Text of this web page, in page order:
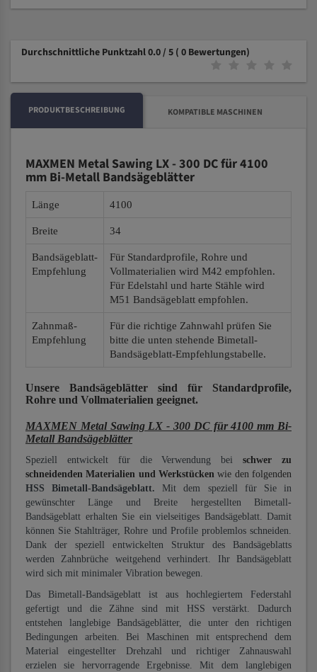
Durchschnittliche Punktzahl 0.0 / 5 ( 0 Bewertungen)
PRODUKTBESCHREIBUNG KOMPATIBLE MASCHINEN
MAXMEN Metal Sawing LX - 300 DC für 4100
mm Bi-Metall Bandsägeblätter
Länge 4100
Breite 34
Bandsägeblatt-
Empfehlung
Für Standardprofile, Rohre und
Vollmaterialien wird M42 empfohlen.
Für Edelstahl und harte Stähle wird
M51 Bandsägeblatt empfohlen.
Zahnmaß-
Empfehlung
Für die richtige Zahnwahl prüfen Sie
bitte die unten stehende Bimetall-
Bandsägeblatt-Empfehlungstabelle.
Unsere Bandsägeblätter sind für Standardprofile,
Rohre und Vollmaterialien geeignet.
MAXMEN Metal Sawing LX - 300 DC für 4100 mm Bi-
Metall Bandsägeblätter
Speziell entwickelt für die Verwendung beischwer zu
schneidenden Materialien und Werkstücken wie den folgenden
HSS Bimetall-Bandsägeblatt. Mit dem speziell für Sie in
gewünschter Länge und Breite hergestellten Bimetall-
Bandsägeblatt erhalten Sie ein vielseitiges Bandsägeblatt. Damit
können Sie Stahlträger, Rohre und Profile problemlos schneiden.
Dank der speziell entwickelten Struktur des Bandsägeblatts
werden Zahnbrüche weitgehend verhindert. Ihr Bandsägeblatt
wird sich mit minimaler Vibration bewegen.
Das Bimetall-Bandsägeblatt ist aus hochlegiertem Federstahl
gefertigt und die Zähne sind mit HSS verstärkt. Dadurch
entstehen langlebige Bandsägeblätter, die unter den richtigen
Bedingungen arbeiten. Bei Maschinen mit entsprechend dem
Material eingestellter Drehzahl und richtiger Zahnauswahl
erzielen sie hervorragende Ergebnisse. Mit dem langlebigen